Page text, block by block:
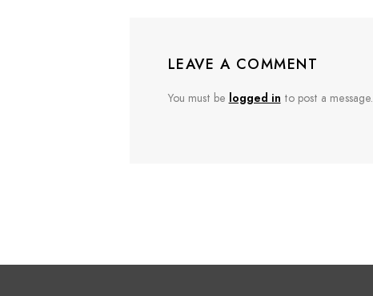
LEAVE A COMMENT
You must be logged in to post a message.